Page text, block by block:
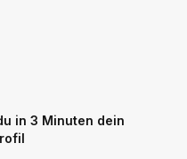
in 3 Minuten dein